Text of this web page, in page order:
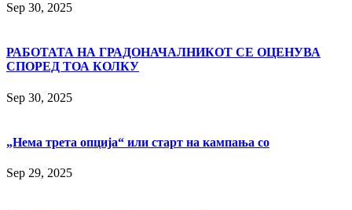
Sep 30, 2025
РАБОТАТА НА ГРАДОНАЧАЛНИКОТ СЕ ОЦЕНУВА
СПОРЕД ТОА КОЛКУ
Sep 30, 2025
„Нема трета опција“ или старт на кампања со
Sep 29, 2025